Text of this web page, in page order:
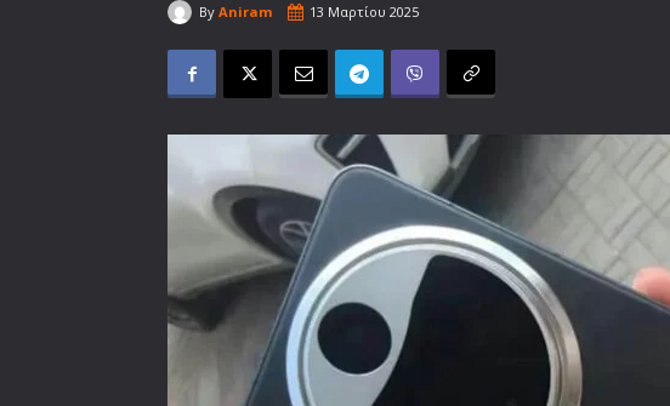
By Aniram 13 Μαρτίου 2025